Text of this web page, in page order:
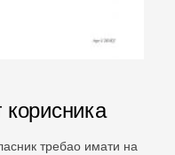
требао имати на